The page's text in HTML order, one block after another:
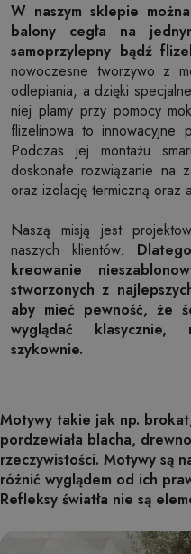
W naszym sklepie
balony cegła na
samoprzylepny bądź
nowoczesne tworzywo z
odlepiania, a dzięki
niej plamy przy pomocy
flizelinowa to innowacyjne
Podczas jej montażu
doskonałe rozwiązanie na
oraz izolację termiczną oraz
Naszą misją jest
naszych klientów.
kreowanie
stworzonych z
aby mieć pewność, że
wyglądać klasycznie,
szykownie.
Motywy takie jak np.
pordzewiała blacha,
rzeczywistości. Motywy są
różnić wyglądem od ich
Refleksy światła nie są